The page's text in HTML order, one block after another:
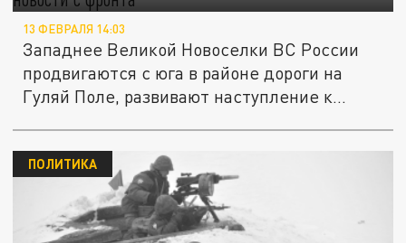
13 ФЕВРАЛЯ 14:03
Западнее Великой Новоселки ВС России
продвигаются с юга в районе дороги на
Гуляй Поле, развивают наступление к...
ПОЛИТИКА